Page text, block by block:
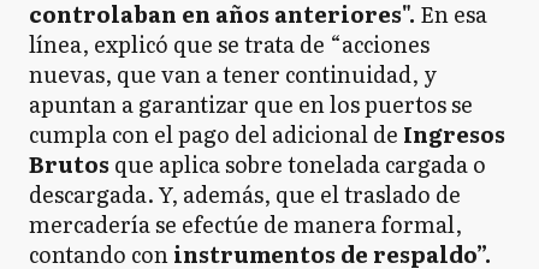
controlaban en años anteriores". En esa
línea, explicó que se trata de “acciones
nuevas, que van a tener continuidad, y
apuntan a garantizar que en los puertos se
cumpla con el pago del adicional de Ingresos
Brutos que aplica sobre tonelada cargada o
descargada. Y, además, que el traslado de
mercadería se efectúe de manera formal,
contando coninstrumentos de respaldo”.